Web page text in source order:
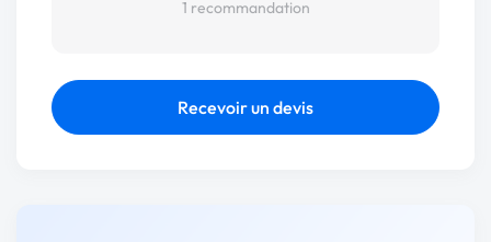
1 recommandation
Recevoir un devis